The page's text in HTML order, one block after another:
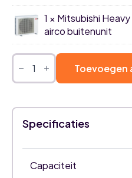
1 × Mitsubishi
airco buitenunit
Mitsubishi
Heavy
Diamond
Hyper
airco
titanium
single
split
met
WiFi
aantal
Toevoegen
Specificaties
Capaciteit